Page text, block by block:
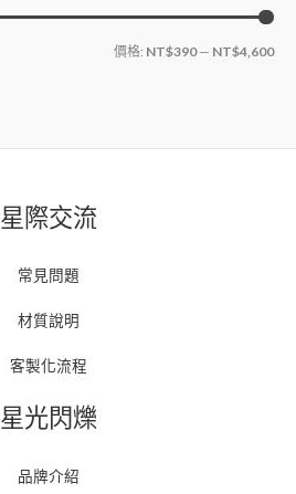
價格: NT$390— NT$4,600
星際交流
常見問題
材質說明
客製化流程
星光閃爍
品牌介紹